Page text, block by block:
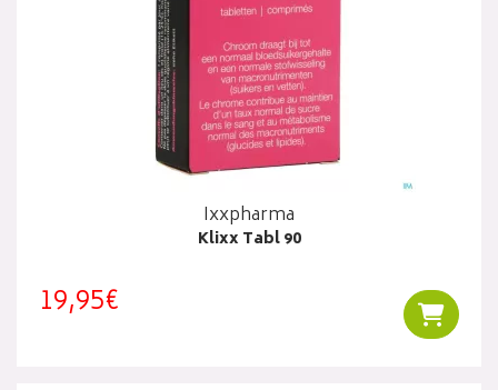
Ixxpharma
Klixx Tabl 90
19,95€